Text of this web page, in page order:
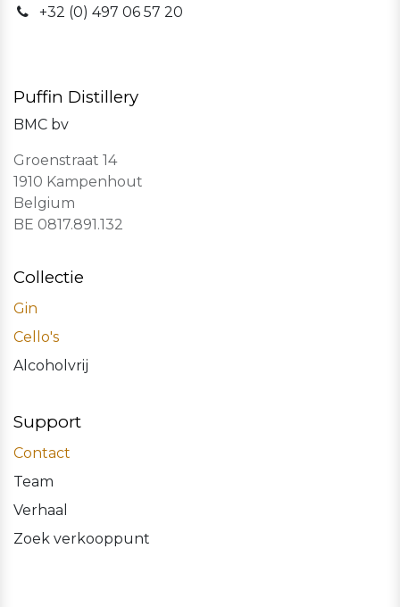
​+32 (0) 497 06 57 20
Puffin Distillery
BMC bv
Groenstraat 14
1910 Kampenhout
Belgium
BE 0817.891.132
Collectie
Gin
Cello's
Alcoholvrij
Support
Contact
Team
Verhaal
Zoek verkooppunt